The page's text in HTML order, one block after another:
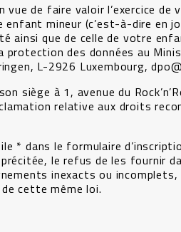
de faire valoir l’exercice de
mineur (c’est-à-dire en
ainsi que de celle de votre
des données au
L-2926 Luxembourg,
siège à 1, avenue du
relative aux droits
* dans le formulaire
le refus de les fournir
inexacts ou
cette même loi.